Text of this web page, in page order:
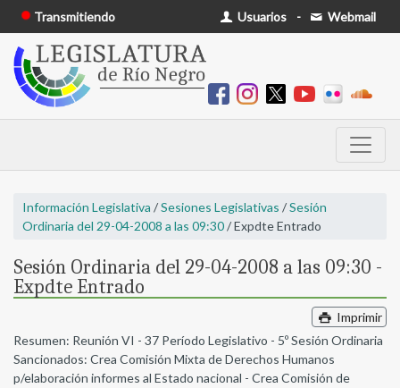
Transmitiendo Usuarios - Webmail
Información Legislativa /Sesiones Legislativas /Sesión
Ordinaria del 29-04-2008 a las 09:30/ Expdte Entrado
Sesión Ordinaria del 29-04-2008 a las 09:30 -
Expdte Entrado
Imprimir
Resumen: Reunión VI - 37 Período Legislativo - 5º Sesión Ordinaria
Sancionados: Crea Comisión Mixta de Derechos Humanos
p/elaboración informes al Estado nacional - Crea Comisión de